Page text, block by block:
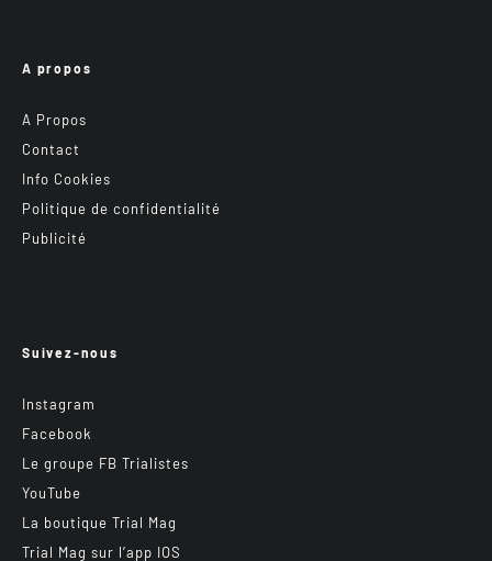
A propos
A Propos
Contact
Info Cookies
Politique de confidentialité
Publicité
Suivez-nous
Instagram
Facebook
Le groupe FB Trialistes
YouTube
La boutique Trial Mag
Trial Mag sur l’app IOS